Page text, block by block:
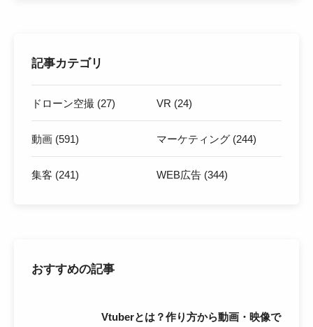
記事カテゴリ
ドローン空撮 (27) VR (24)
動画 (591) マーケティング (244)
集客 (241) WEB広告 (344)
おすすめの記事
Vtuberとは？作り方から動画・映像で